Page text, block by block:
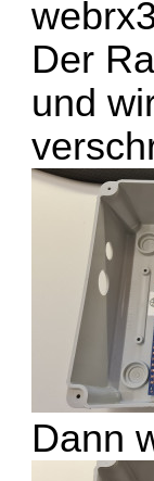
Der
und
Dann